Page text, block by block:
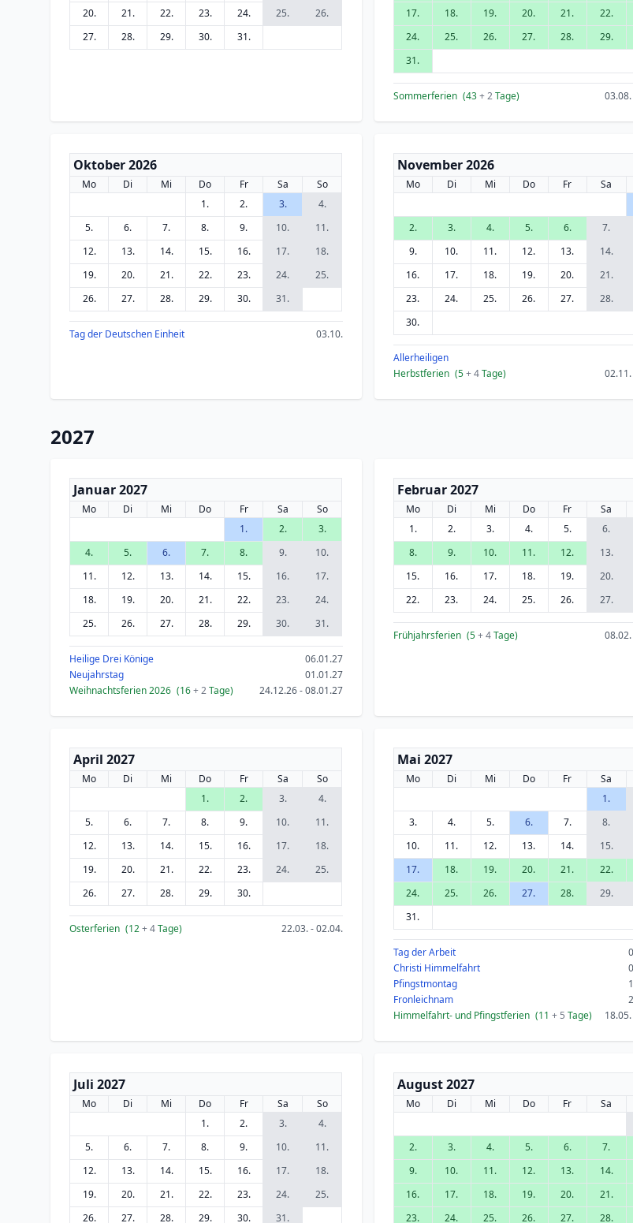
20.
21. 22. 23. 24. 25.
26.
27.
28. 29. 30. 31.
17.
18. 19. 20. 21. 22.
24.
25. 26. 27. 28. 29.
31.
Sommerferien (43+ 2Tage)
Oktober 2026
Mo Di Mi Do Fr Sa
So
1.
2. 3.
4.
5.
6. 7. 8. 9. 10.
11.
12.
13. 14. 15. 16. 17.
18.
19.
20. 21. 22. 23. 24.
25.
26.
27. 28. 29. 30. 31.
Tag der Deutschen Einheit 03.10.
November 2026
Mo Di Mi Do Fr Sa
2.
3. 4. 5. 6. 7.
9.
10. 11. 12. 13. 14.
16.
17. 18. 19. 20. 21.
23.
24. 25. 26. 27. 28.
30.
Allerheiligen
Herbstferien (5+ 4Tage)
2027
Januar 2027
Mo Di Mi Do Fr Sa
So
1.
2.
3.
4.
5. 6. 7. 8. 9.
10.
11.
12. 13. 14. 15. 16.
17.
18.
19. 20. 21. 22. 23.
24.
25.
26. 27. 28. 29. 30. 31.
Heilige Drei Könige
06.01.27
Neujahrstag
01.01.27
Weihnachtsferien 2026 (16+ 2Tage) 24.12.26 - 08.01.27
Februar 2027
Mo Di Mi Do Fr Sa
1.
2. 3. 4. 5. 6.
8.
9. 10. 11. 12. 13.
15.
16. 17. 18. 19. 20.
22.
23. 24. 25. 26. 27.
Frühjahrsferien (5+ 4Tage)
April 2027
Mo Di Mi Do Fr Sa
So
1.
2. 3.
4.
5.
6. 7. 8. 9. 10.
11.
12.
13. 14. 15. 16. 17.
18.
19.
20. 21. 22. 23. 24.
25.
26.
27. 28. 29. 30.
Osterferien (12+ 4Tage) 22.03. - 02.04.
Mai 2027
Mo Di Mi Do Fr Sa
1.
3.
4. 5. 6. 7. 8.
10.
11. 12. 13. 14. 15.
17.
18. 19. 20. 21. 22.
24.
25. 26. 27. 28. 29.
31.
Tag der Arbeit
Christi Himmelfahrt
Pfingstmontag
Fronleichnam
Himmelfahrt- und Pfingstferien (11 + 5 Tage)
Juli 2027
Mo Di Mi Do Fr Sa
So
1.
2. 3.
4.
5.
6. 7. 8. 9. 10.
11.
12.
13. 14. 15. 16. 17.
18.
19.
20. 21. 22. 23. 24.
25.
26.
27. 28. 29. 30. 31.
August 2027
Mo Di Mi Do Fr Sa
2.
3. 4. 5. 6. 7.
9.
10. 11. 12. 13. 14.
16.
17. 18. 19. 20. 21.
23.
24. 25. 26. 27. 28.